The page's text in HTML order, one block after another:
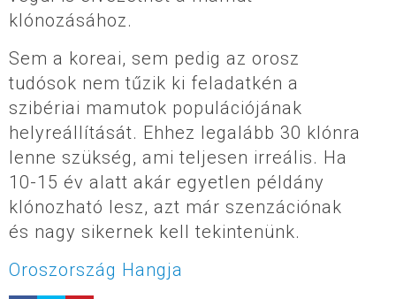
klónozásához.
Sem a koreai, sem pedig az orosz
tudósok nem tűzik ki feladatkén a
szibériai mamutok populációjának
helyreállítását. Ehhez legalább 30 klónra
lenne szükség, ami teljesen irreális. Ha
10-15 év alatt akár egyetlen példány
klónozható lesz, azt már szenzációnak
és nagy sikernek kell tekintenünk.
Oroszország Hangja